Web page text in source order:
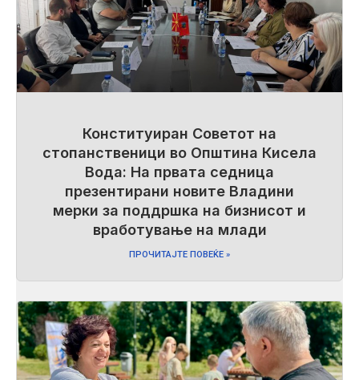
Конституиран Советот на
стопанственици во Општина Кисела
Вода: На првата седница
презентирани новите Владини
мерки за поддршка на бизнисот и
вработување на млади
ПРОЧИТАЈТЕ ПОВЕЌЕ »